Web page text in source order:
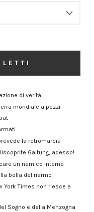
di verità
mondiale a pezzi
la retromarcia
Galtung, adesso!
un nemico interno
bolla del riarmo
York Times non riesce a
Sogno e della Menzogna